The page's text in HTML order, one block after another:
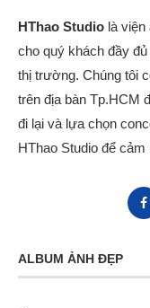
HThao Studio là
cho quý khách đầy
thị trường. Chúng tôi
trên địa bàn Tp.HCM
đi lại và lựa chọn
HThao Studio để cảm
ALBUM ẢNH ĐẸP